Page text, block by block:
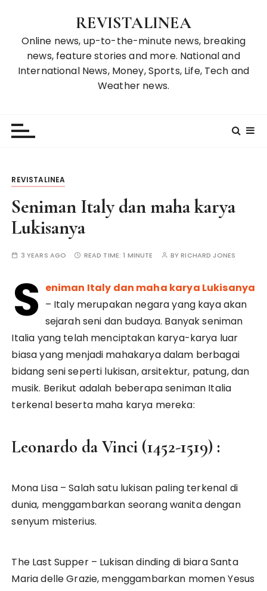
REVISTALINEA
Online news, up-to-the-minute news, breaking
news, feature stories and more. National and
International News, Money, Sports, Life, Tech and
Weather news.
REVISTALINEA
Seniman Italy dan maha karya
Lukisanya
3 YEARS AGO READ TIME:1 MINUTE BYRICHARD JONES
S eniman Italy dan maha karya Lukisanya
– Italy merupakan negara yang kaya akan
sejarah seni dan budaya. Banyak seniman
Italia yang telah menciptakan karya-karya luar
biasa yang menjadi mahakarya dalam berbagai
bidang seni seperti lukisan, arsitektur, patung, dan
musik. Berikut adalah beberapa seniman Italia
terkenal beserta maha karya mereka:
Leonardo da Vinci (1452-1519) :
Mona Lisa – Salah satu lukisan paling terkenal di
dunia, menggambarkan seorang wanita dengan
senyum misterius.
The Last Supper – Lukisan dinding di biara Santa
Maria delle Grazie, menggambarkan momen Yesus